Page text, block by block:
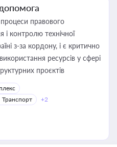
правового
і контролю технічної
з-за кордону, і є критично
ресурсів у сфері
проєктів
Транспорт +2